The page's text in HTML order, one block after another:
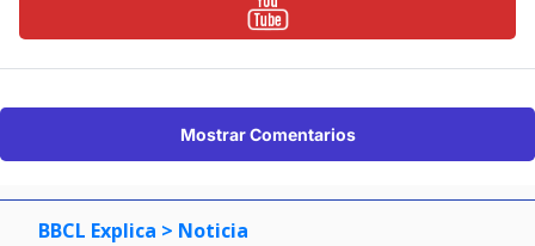
Mostrar Comentarios
BBCL Explica > Noticia